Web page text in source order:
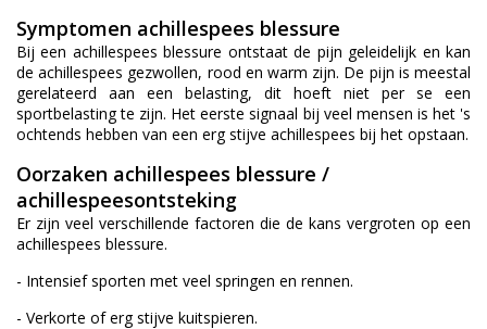
Symptomen achillespees blessure
Bij een achillespees blessure ontstaat de pijn geleidelijk en kan
de achillespees gezwollen, rood en warm zijn. De pijn is meestal
gerelateerd aan een belasting, dit hoeft niet per se een
sportbelasting te zijn. Het eerste signaal bij veel mensen is het 's
ochtends hebben van een erg stijve achillespees bij het opstaan.
Oorzaken achillespees blessure /
achillespeesontsteking
Er zijn veel verschillende factoren die de kans vergroten op een
achillespees blessure.
- Intensief sporten met veel springen en rennen.
- Verkorte of erg stijve kuitspieren.